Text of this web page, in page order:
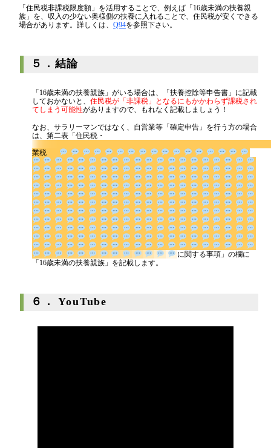
「住民税非課税限度額」を活用することで、例えば「16歳未満の扶養親
族」を、収入の少ない奥様側の扶養に入れることで、住民税が安くできる
場合があります。詳しくは、 Q94を参照下さい。
５．結論
「16歳未満の扶養親族」がいる場合は、「扶養控除等申告書」に記載
しておかないと、 住民税が「非課税」となるにもかかわらず課税され
てしまう可能性がありますので、もれなく記載しましょう！
なお、サラリーマンではなく、自営業等「確定申告」を行う方の場合
は、第二表「住民税・
業税
に関す
る事項」の欄に「16歳未満の扶養親族」を記載します。
６． YouTube